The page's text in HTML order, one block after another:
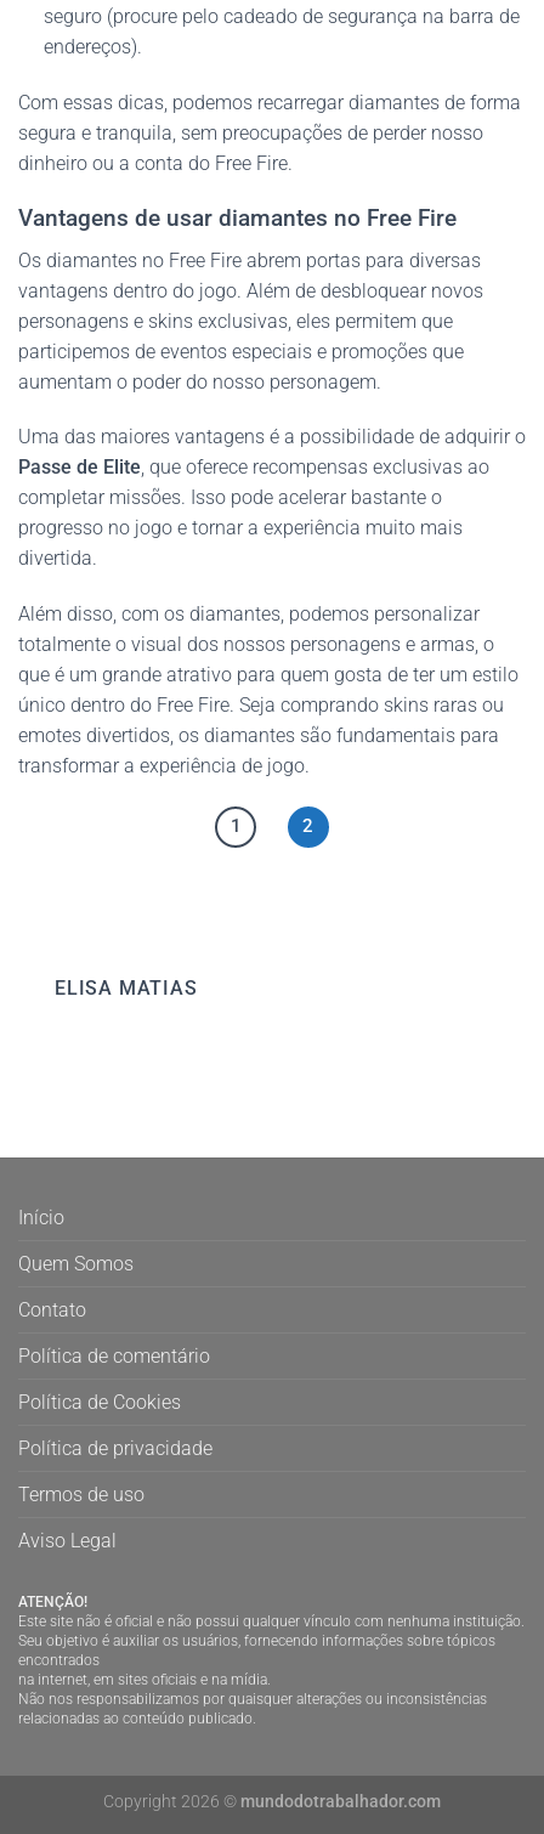
seguro (procure pelo cadeado de segurança na barra de
endereços).
Com essas dicas, podemos recarregar diamantes de forma
segura e tranquila, sem preocupações de perder nosso
dinheiro ou a conta do Free Fire.
Vantagens de usar diamantes no Free Fire
Os diamantes no Free Fire abrem portas para diversas
vantagens dentro do jogo. Além de desbloquear novos
personagens e skins exclusivas, eles permitem que
participemos de eventos especiais e promoções que
aumentam o poder do nosso personagem.
Uma das maiores vantagens é a possibilidade de adquirir o
Passe de Elite, que oferece recompensas exclusivas ao
completar missões. Isso pode acelerar bastante o
progresso no jogo e tornar a experiência muito mais
divertida.
Além disso, com os diamantes, podemos personalizar
totalmente o visual dos nossos personagens e armas, o
que é um grande atrativo para quem gosta de ter um estilo
único dentro do Free Fire. Seja comprando skins raras ou
emotes divertidos, os diamantes são fundamentais para
transformar a experiência de jogo.
1 2
ELISA MATIAS
Início
Quem Somos
Contato
Política de comentário
Política de Cookies
Política de privacidade
Termos de uso
Aviso Legal
ATENÇÃO!
Este site não é oficial e não possui qualquer vínculo com nenhuma instituição.
Seu objetivo é auxiliar os usuários, fornecendo informações sobre tópicos
encontrados
na internet, em sites oficiais e na mídia.
Não nos responsabilizamos por quaisquer alterações ou inconsistências
relacionadas ao conteúdo publicado.
Copyright 2026 © mundodotrabalhador.com